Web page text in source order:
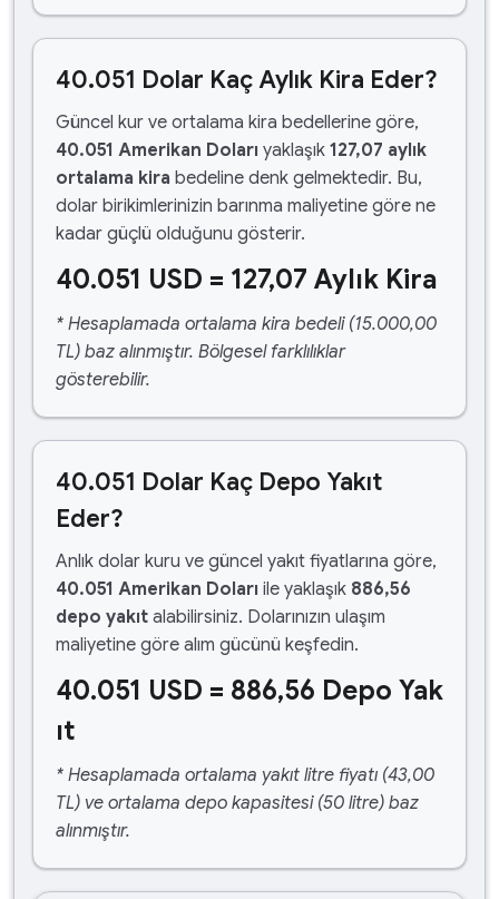
40.051 Dolar Kaç Aylık Kira Eder?
Güncel kur ve ortalama kira bedellerine göre,
40.051 Amerikan Doları yaklaşık 127,07 aylık
ortalama kira bedeline denk gelmektedir. Bu,
dolar birikimlerinizin barınma maliyetine göre ne
kadar güçlü olduğunu gösterir.
40.051 USD = 127,07 Aylık Kira
* Hesaplamada ortalama kira bedeli (15.000,00
TL) baz alınmıştır. Bölgesel farklılıklar
gösterebilir.
40.051 Dolar Kaç Depo Yakıt
Eder?
Anlık dolar kuru ve güncel yakıt fiyatlarına göre,
40.051 Amerikan Doları ile yaklaşık 886,56
depo yakıt alabilirsiniz. Dolarınızın ulaşım
maliyetine göre alım gücünü keşfedin.
40.051 USD = 886,56 Depo Yak
ıt
* Hesaplamada ortalama yakıt litre fiyatı (43,00
TL) ve ortalama depo kapasitesi (50 litre) baz
alınmıştır.